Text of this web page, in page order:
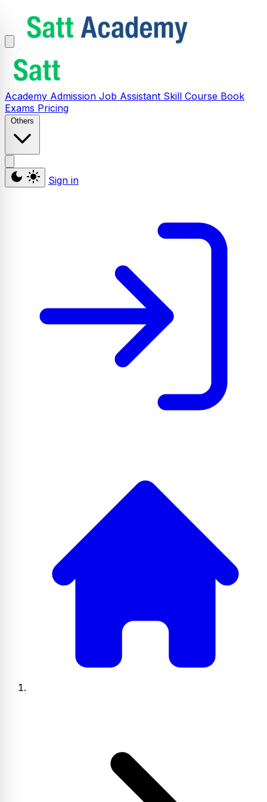
Academy Admission Job Assistant Skill Course Book
Exams Pricing
Others
Sign in